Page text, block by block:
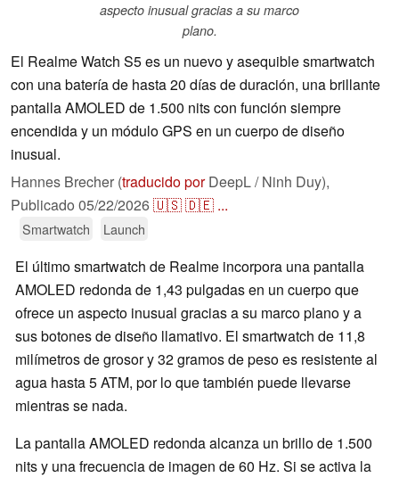
aspecto inusual gracias a su marco
plano.
El Realme Watch S5 es un nuevo y asequible smartwatch
con una batería de hasta 20 días de duración, una brillante
pantalla AMOLED de 1.500 nits con función siempre
encendida y un módulo GPS en un cuerpo de diseño
inusual.
Hannes Brecher (traducido porDeepL / Ninh Duy),
Publicado 05/22/2026🇺🇸🇩🇪 ...
Smartwatch Launch
El último smartwatch de Realme incorpora una pantalla
AMOLED redonda de 1,43 pulgadas en un cuerpo que
ofrece un aspecto inusual gracias a su marco plano y a
sus botones de diseño llamativo. El smartwatch de 11,8
milímetros de grosor y 32 gramos de peso es resistente al
agua hasta 5 ATM, por lo que también puede llevarse
mientras se nada.
La pantalla AMOLED redonda alcanza un brillo de 1.500
nits y una frecuencia de imagen de 60 Hz. Si se activa la